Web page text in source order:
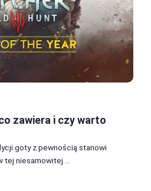
zawiera i czy warto
goty z pewnością stanowi
niesamowitej ...